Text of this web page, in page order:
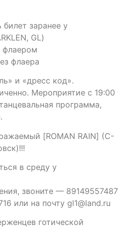
заранее у
GL)
флаером
флаера
и «дресс код».
Мероприятие с 19:00
программа,
[ROMAN RAIN] (С-
в среду у
звоните — 89149557487
или на почту gl1@land.ru
готической